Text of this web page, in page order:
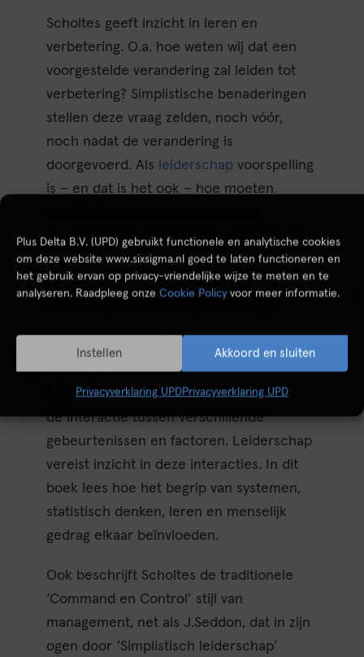
Plus Delta B.V. (UPD) gebruikt functionele en analytische cookies
om deze website www.sixsigma.nl goed te laten functioneren en
het gebruik ervan op privacy-vriendelijke wijze te meten en te
analyseren. Raadpleeg onze Cookie Policy voor meer informatie.
Akkoord en sluiten
Instellen
Privacyverklaring UPDPrivacyverklaring UPD
Scholtes geeft inzicht in leren en
verbetering. O.a. hoe weten wij dat een
voorgestelde verandering zal leiden tot
verbetering? Simplistische benaderingen
stellen deze vraag zelden, noch vóór,
noch nadat de verandering is
doorgevoerd. Als
leiderschap voorspelling
is – en dat is het ook – hoe moeten
voorspellingen te doen die meer zijn dan
giswerk? Dit boek beschrijft benaderingen
van leren en voorspellen die redelijk
Vanuitsysteemdenken
ligt de nadruk op
het begrijpen van de interacties.
Prestaties zijn immers het resultaat van
de interactie tussen verschillende
gebeurtenissen en factoren. Leiderschap
vereist inzicht in deze interacties. In dit
boek lees hoe het begrip van systemen,
statistisch denken, leren en menselijk
gedrag elkaar beïnvloeden.
Ook beschrijft Scholtes de traditionele
‘Command en Control’ stijl van
management, net als J.Seddon, dat in zijn
ogen door ‘Simplistisch leiderschap’